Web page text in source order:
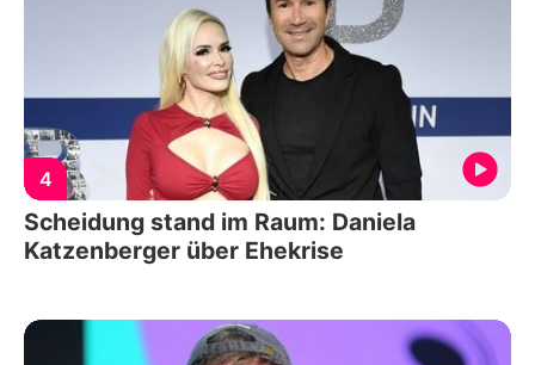
4
Scheidung stand im Raum: Daniela
Katzenberger über Ehekrise